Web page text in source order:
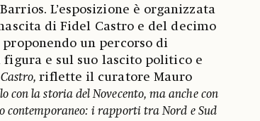
L’esposizione è organizzata
di Fidel Castro e del decimo
un percorso di
e sul suo lascito politico e
riflette il curatore Mauro
con la storia del Novecento, ma anche con
contemporaneo: i rapporti tra Nord e Sud